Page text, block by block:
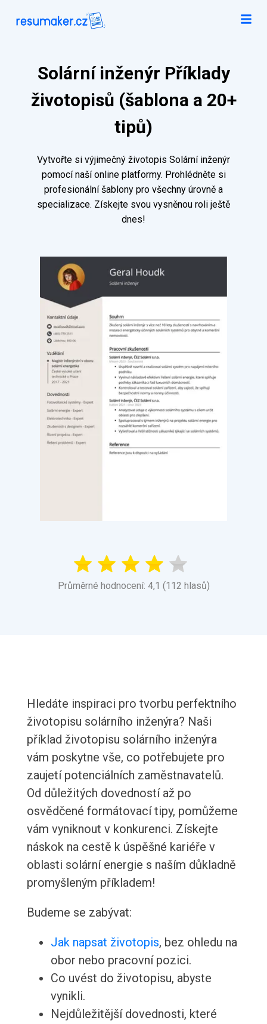
Solární inženýr Příklady
životopisů (šablona a 20+
tipů)
Vytvořte si výjimečný životopis Solární inženýr
pomocí naší online platformy. Prohlédněte si
profesionální šablony pro všechny úrovně a
specializace. Získejte svou vysněnou roli ještě
dnes!
Průměrné hodnocení: 4,1 (112 hlasů)
Hledáte inspiraci pro tvorbu perfektního
životopisu solárního inženýra? Naši
příklad životopisu solárního inženýra
vám poskytne vše, co potřebujete pro
zaujetí potenciálních zaměstnavatelů.
Od důležitých dovedností až po
osvědčené formátovací tipy, pomůžeme
vám vyniknout v konkurenci. Získejte
náskok na cestě k úspěšné kariéře v
oblasti solární energie s naším důkladně
promyšleným příkladem!
Budeme se zabývat:
Jak napsat životopis, bez ohledu na
obor nebo pracovní pozici.
Co uvést do životopisu, abyste
vynikli.
Nejdůležitější dovednosti, které